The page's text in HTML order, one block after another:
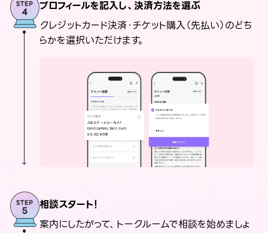
プロフィールを記入し、決済方法を選ぶ
クレジットカード決済・チケット購入（先払い）のどち
らかを選択いただけます。
相談スタート！
案内にしたがって、トークルームで相談を始めましょ